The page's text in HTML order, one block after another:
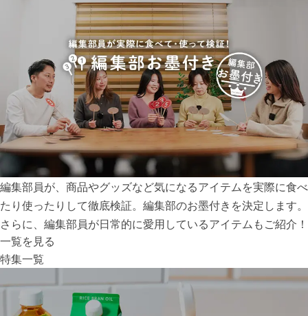
編集部員が、商品やグッズなど気になるアイテムを実際に食べ
たり使ったりして徹底検証。編集部のお墨付きを決定します。
さらに、編集部員が日常的に愛用しているアイテムもご紹介！
一覧を見る
特集一覧